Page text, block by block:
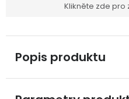
Klikněte zde
Popis produktu